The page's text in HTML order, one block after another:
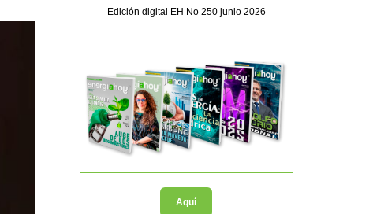
Edición digital EH No 250 junio 2026
Aquí